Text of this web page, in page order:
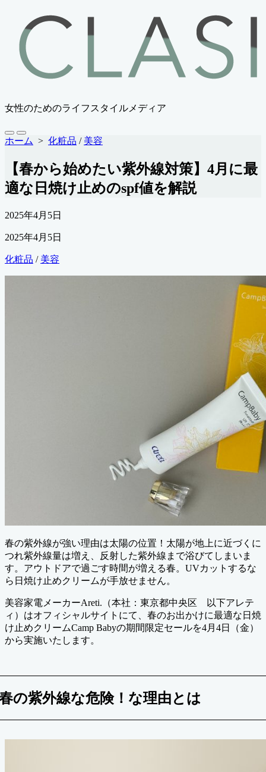
ッ
女性のためのライフスタイルメディア
検
索
り
替
え
メ
ニ
ー
ホーム > 化粧品 / 美容
【春から始めたい紫外線対策】4月に最
適な日焼け止めのspf値を解説
公
日
2025年4月5日
最
更
新
2025年4月5日
カ
化粧品 / 美容
春の紫外線が強い理由は太陽の位置！太陽が地上に近づくに
つれ紫外線量は増え、反射した紫外線まで浴びてしまいま
す。アウトドアで過ごす時間が増える春。UVカットするな
ら日焼け止めクリームが手放せません。
美容家電メーカーAreti.（本社：東京都中央区 以下アレテ
ィ）はオフィシャルサイトにて、春のお出かけに最適な日焼
け止めクリームCamp Babyの期間限定セールを4月4日（金）
から実施いたします。
の紫外線な危険！な理由とは